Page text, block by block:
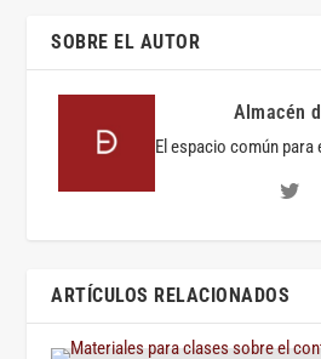
SOBRE EL AUTOR
Almacén
El espacio común
ARTÍCULOS RELACIONADOS